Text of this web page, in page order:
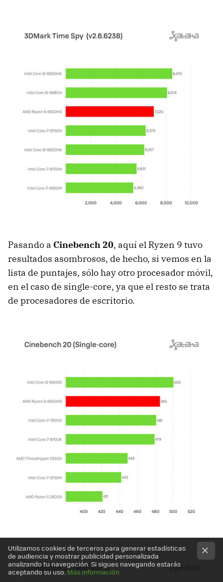
Pasando a Cinebench 20, aquí el Ryzen 9 tuvo
resultados asombrosos, de hecho, si vemos en la
lista de puntajes, sólo hay otro procesador móvil,
en el caso de single-core, ya que el resto se trata
de procesadores de escritorio.
Utilizamos cookies de terceros para generar estadísticas
de audiencia y mostrar publicidad personalizada
analizando tu navegación. Si sigues navegando estarás
aceptando su uso. Más información